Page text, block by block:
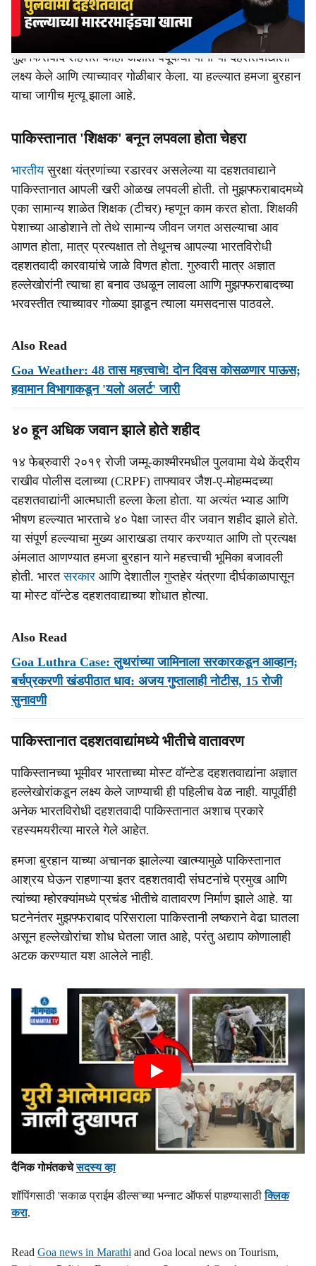
'हमजा बुरहान' याचा पाकिस्तानात खात्मा झाला आहे. सूत्रांच्या
माहितीनुसार, पाकिस्तानच्या ताब्यात असलेल्या काश्मीरमधील (PoK)
मुझफ्फराबाद शहरात काही अज्ञात बंदूकधाऱ्यांनी या दहशतवाद्याला
लक्ष्य केले आणि त्याच्यावर गोळीबार केला. या हल्ल्यात हमजा बुरहान
याचा जागीच मृत्यू झाला आहे.
पाकिस्तानात 'शिक्षक' बनून लपवला होता चेहरा
भारतीयसुरक्षा यंत्रणांच्या रडारवर असलेल्या या दहशतवाद्याने
पाकिस्तानात आपली खरी ओळख लपवली होती. तो मुझफ्फराबादमध्ये
एका सामान्य शाळेत शिक्षक (टीचर) म्हणून काम करत होता. शिक्षकी
पेशाच्या आडोशाने तो तेथे सामान्य जीवन जगत असल्याचा आव
आणत होता, मात्र प्रत्यक्षात तो तेथूनच आपल्या भारतविरोधी
दहशतवादी कारवायांचे जाळे विणत होता. गुरुवारी मात्र अज्ञात
हल्लेखोरांनी त्याचा हा बनाव उधळून लावला आणि मुझफ्फराबादच्या
भरवस्तीत त्याच्यावर गोळ्या झाडून त्याला यमसदनास पाठवले.
Also Read
Goa Weather: 48 तास महत्त्वाचे! दोन दिवस कोसळणार पाऊस;
हवामान विभागाकडून 'यलो अलर्ट' जारी
४० हून अधिक जवान झाले होते शहीद
१४ फेब्रुवारी २०१९ रोजी जम्मू-काश्मीरमधील पुलवामा येथे केंद्रीय
राखीव पोलीस दलाच्या (CRPF) ताफ्यावर जैश-ए-मोहम्मदच्या
दहशतवाद्यांनी आत्मघाती हल्ला केला होता. या अत्यंत भ्याड आणि
भीषण हल्ल्यात भारताचे ४० पेक्षा जास्त वीर जवान शहीद झाले होते.
या संपूर्ण हल्ल्याचा मुख्य आराखडा तयार करण्यात आणि तो प्रत्यक्ष
अंमलात आणण्यात हमजा बुरहान याने महत्त्वाची भूमिका बजावली
होती. भारतसरकार आणि देशातील गुप्तहेर यंत्रणा दीर्घकाळापासून
या मोस्ट वॉन्टेड दहशतवाद्याच्या शोधात होत्या.
Also Read
Goa Luthra Case: लुथरांच्या जामिनाला सरकारकडून आव्हान;
बर्चप्रकरणी खंडपीठात धाव: अजय गुप्तालाही नोटीस, 15 रोजी
सुनावणी
पाकिस्तानात दहशतवाद्यांमध्ये भीतीचे वातावरण
पाकिस्तानच्या भूमीवर भारताच्या मोस्ट वॉन्टेड दहशतवाद्यांना अज्ञात
हल्लेखोरांकडून लक्ष्य केले जाण्याची ही पहिलीच वेळ नाही. यापूर्वीही
अनेक भारतविरोधी दहशतवादी पाकिस्तानात अशाच प्रकारे
रहस्यमयरीत्या मारले गेले आहेत.
हमजा बुरहान याच्या अचानक झालेल्या खात्म्यामुळे पाकिस्तानात
आश्रय घेऊन राहणाऱ्या इतर दहशतवादी संघटनांचे प्रमुख आणि
त्यांच्या म्होरक्यांमध्ये प्रचंड भीतीचे वातावरण निर्माण झाले आहे. या
घटनेनंतर मुझफ्फराबाद परिसराला पाकिस्तानी लष्कराने वेढा घातला
असून हल्लेखोरांचा शोध घेतला जात आहे, परंतु अद्याप कोणालाही
अटक करण्यात यश आलेले नाही.
दैनिक गोमंतकचेसदस्य व्हा
शॉपिंगसाठी 'सकाळ प्राईम डील्स'च्या भन्नाट ऑफर्स पाहण्यासाठीक्लिक
करा.
Read Goa news in Marathi and Goa local news on Tourism,